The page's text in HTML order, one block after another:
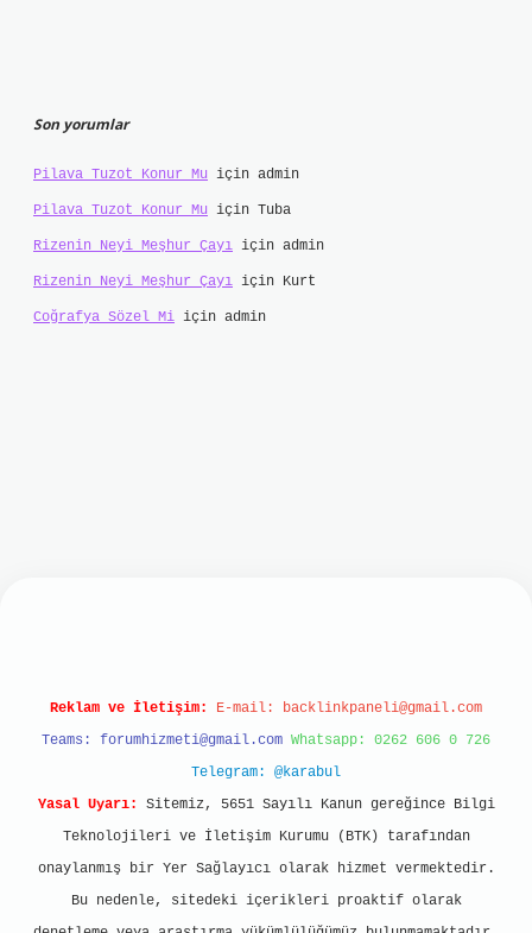
Son yorumlar
Pilava Tuzot Konur Mu için admin
Pilava Tuzot Konur Mu için Tuba
Rizenin Neyi Meşhur Çayı için admin
Rizenin Neyi Meşhur Çayı için Kurt
Coğrafya Sözel Mi için admin
Reklam ve İletişim: E-mail: backlinkpaneli@gmail.com
Teams: forumhizmeti@gmail.com Whatsapp: 0262 606 0 726
Telegram: @karabul
Yasal Uyarı:
Sitemiz, 5651 Sayılı Kanun gereğince Bilgi
Teknolojileri ve İletişim Kurumu (BTK) tarafından
onaylanmış bir Yer Sağlayıcı olarak hizmet vermektedir.
Bu nedenle, sitedeki içerikleri proaktif olarak